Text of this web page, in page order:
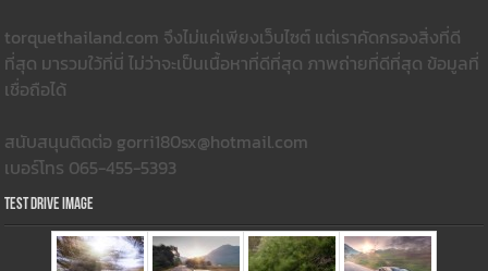
torquethailand.com จึงไม่แค่เพียงเว็บไซต์ แต่เราคัดกรองสิ่งที่ดี
ที่สุด มารวมใว้ที่นี่ ไม่ว่าจะเป็นเนื้อหาที่ดีที่สุด ภาพถ่ายที่ดีที่สุด ข้อมูลที่
เชื่อถือได้
สนับสนุนติดต่อ gorri180sx@hotmail.com
เบอร์โทร 065-455-5393
Test Drive Image